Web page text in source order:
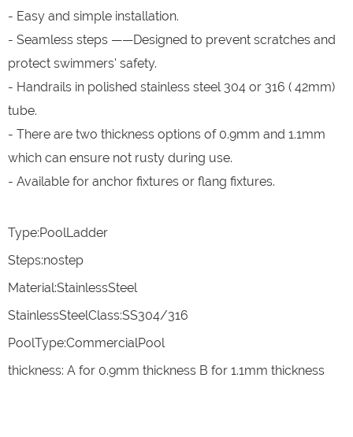
- Easy and simple installation.
- Seamless steps ——Designed to prevent scratches and
protect swimmers' safety.
- Handrails in polished stainless steel 304 or 316 ( 42mm)
tube.
- There are two thickness options of 0.9mm and 1.1mm
which can ensure not rusty during use.
- Available for anchor fixtures or flang fixtures.
Type:PoolLadder
Steps:nostep
Material:StainlessSteel
StainlessSteelClass:SS304/316
PoolType:CommercialPool
thickness: A for 0.9mm thickness B for 1.1mm thickness